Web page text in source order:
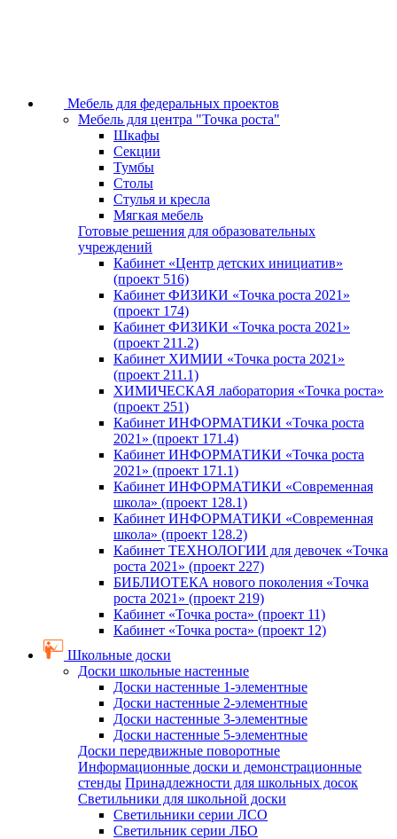
Мебель для федеральных проектов
Мебель для центра "Точка роста"
Шкафы
Секции
Тумбы
Столы
Стулья и кресла
Мягкая мебель
Готовые решения для образовательных
учреждений
Кабинет «Центр детских инициатив»
(проект 516)
Кабинет ФИЗИКИ «Точка роста 2021»
(проект 174)
Кабинет ФИЗИКИ «Точка роста 2021»
(проект 211.2)
Кабинет ХИМИИ «Точка роста 2021»
(проект 211.1)
ХИМИЧЕСКАЯ лаборатория «Точка роста»
(проект 251)
Кабинет ИНФОРМАТИКИ «Точка роста
2021» (проект 171.4)
Кабинет ИНФОРМАТИКИ «Точка роста
2021» (проект 171.1)
Кабинет ИНФОРМАТИКИ «Современная
школа» (проект 128.1)
Кабинет ИНФОРМАТИКИ «Современная
школа» (проект 128.2)
Кабинет ТЕХНОЛОГИИ для девочек «Точка
роста 2021» (проект 227)
БИБЛИОТЕКА нового поколения «Точка
роста 2021» (проект 219)
Кабинет «Точка роста» (проект 11)
Кабинет «Точка роста» (проект 12)
Школьные доски
Доски школьные настенные
Доски настенные 1-элементные
Доски настенные 2-элементные
Доски настенные 3-элементные
Доски настенные 5-элементные
Доски передвижные поворотные
Информационные доски и демонстрационные
стенды Принадлежности для школьных досок
Светильники для школьной доски
Светильники серии ЛСО
Светильник серии ЛБО